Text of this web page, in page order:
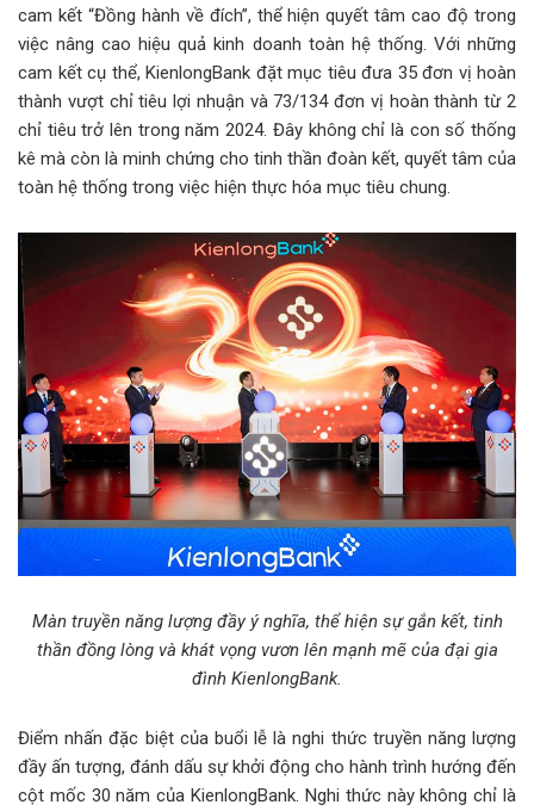
cam kết “Đồng hành về đích”, thể hiện quyết tâm cao độ trong
việc nâng cao hiệu quả kinh doanh toàn hệ thống. Với những
cam kết cụ thể, KienlongBank đặt mục tiêu đưa 35 đơn vị hoàn
thành vượt chỉ tiêu lợi nhuận và 73/134 đơn vị hoàn thành từ 2
chỉ tiêu trở lên trong năm 2024. Đây không chỉ là con số thống
kê mà còn là minh chứng cho tinh thần đoàn kết, quyết tâm của
toàn hệ thống trong việc hiện thực hóa mục tiêu chung.
Màn truyền năng lượng đầy ý nghĩa, thể hiện sự gắn kết, tinh
thần đồng lòng và khát vọng vươn lên mạnh mẽ của đại gia
đình KienlongBank.
Điểm nhấn đặc biệt của buổi lễ là nghi thức truyền năng lượng
đầy ấn tượng, đánh dấu sự khởi động cho hành trình hướng đến
cột mốc 30 năm của KienlongBank. Nghi thức này không chỉ là